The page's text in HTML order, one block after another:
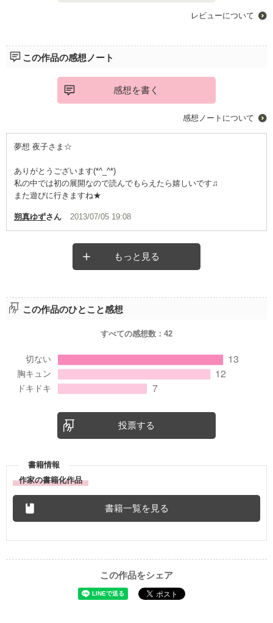
レビューについて
この作品の感想ノート
感想を書く
感想ノートについて
夢想 夜子さま☆
ありがとうございます(*^_^*)
私の中では初の展開なので読んでもらえたら嬉しいです♫
また遊びに行きますね★
朔真ゆずさん 2013/07/05 19:08
もっと見る
この作品のひとこと感想
すべての感想数： 42
投票する
書籍情報
作家の書籍化作品
書籍一覧を見る
この作品をシェア